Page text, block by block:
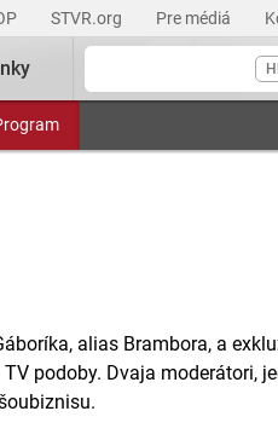
STVR.org Pre médiá
alias Brambora, a
podoby. Dvaja moderátori,